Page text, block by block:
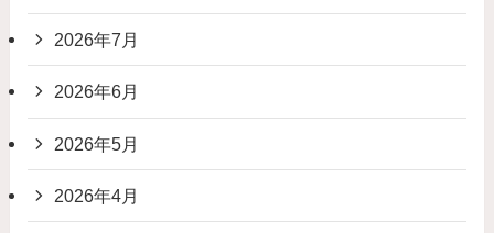
2026年7月
2026年6月
2026年5月
2026年4月